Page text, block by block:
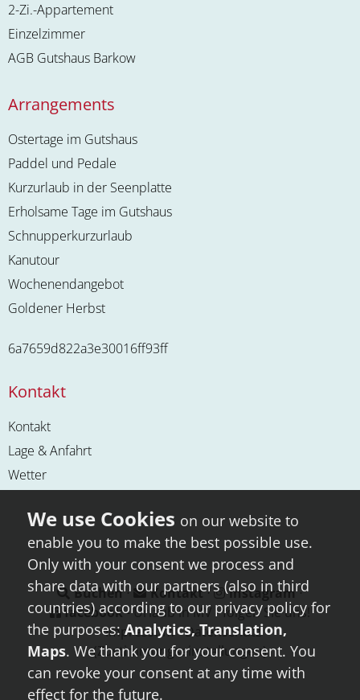
2-Zi.-Appartement
Einzelzimmer
AGB Gutshaus Barkow
Arrangements
Ostertage im Gutshaus
Paddel und Pedale
Kurzurlaub in der Seenplatte
Erholsame Tage im Gutshaus
Schnupperkurzurlaub
Kanutour
Wochenendangebot
Goldener Herbst
6a7659d822a3e30016ff93ff
Kontakt
Kontakt
Lage & Anfahrt
Wetter
Buchen ⋅ Kontakt⋅ instagram ⋅
facebook- Urlaub in MV - folgen Sie uns!
⋅ Impressum⋅Datenschutz
(Zustimmungseinstellungen)
on our website to
enable you to make the best possible use.
Only with your consent we process and
share data with our partners (also in third
countries) according to our privacy policy for
the purposes: Analytics, Translation,
Maps. We thank you for your consent. You
can revoke your consent at any time with
effect for the future.